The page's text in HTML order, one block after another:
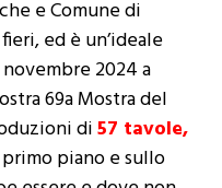
e Comune di
ed è un’ideale
2024 a
69a Mostra del
di57 tavole,
piano e sullo